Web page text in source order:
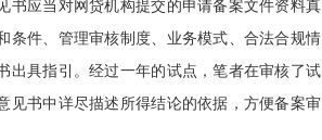
书应当对网贷机构提交的申请备案文件资料真
条件、管理审核制度、业务模式、合法合规情
出具指引。经过一年的试点，笔者在审核了试
见书中详尽描述所得结论的依据，方便备案审